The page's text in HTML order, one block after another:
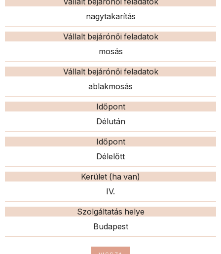
nagytakarítás
Vállalt bejárónői feladatok
mosás
Vállalt bejárónői feladatok
ablakmosás
Időpont
Délután
Időpont
Délelőtt
Kerület (ha van)
IV.
Szolgáltatás helye
Budapest